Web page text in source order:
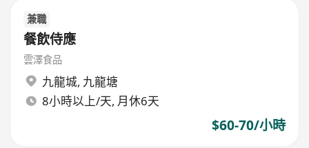
兼職
餐飲侍應
雲澤食品
九龍城, 九龍塘
8小時以上/天, 月休6天
$60-70/小時